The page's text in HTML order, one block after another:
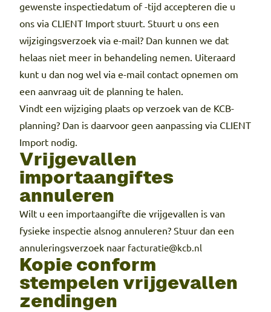
gewenste inspectiedatum of -tijd accepteren die u
ons via CLIENT Import stuurt. Stuurt u ons een
wijzigingsverzoek via e-mail? Dan kunnen we dat
helaas niet meer in behandeling nemen. Uiteraard
kunt u dan nog wel via e-mail contact opnemen om
een aanvraag uit de planning te halen.
Vindt een wijziging plaats op verzoek van de KCB-
planning? Dan is daarvoor geen aanpassing via CLIENT
Import nodig.
Vrijgevallen
importaangiftes
annuleren
Wilt u een importaangifte die vrijgevallen is van
fysieke inspectie alsnog annuleren? Stuur dan een
annuleringsverzoek naar facturatie@kcb.nl
Kopie conform
stempelen vrijgevallen
zendingen